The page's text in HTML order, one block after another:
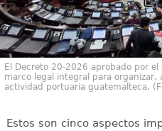
El Decreto 20-2026 aprobado por
marco legal integral para organizar,
actividad portuaria guatemalteca.
Estos son cinco aspectos